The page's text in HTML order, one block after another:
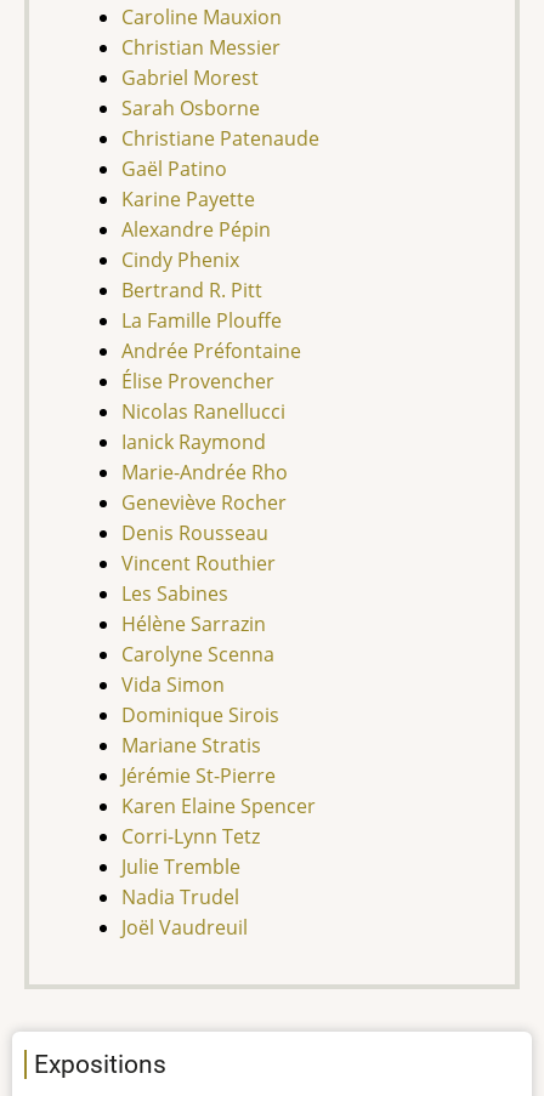
Caroline Mauxion
Christian Messier
Gabriel Morest
Sarah Osborne
Christiane Patenaude
Gaël Patino
Karine Payette
Alexandre Pépin
Cindy Phenix
Bertrand R. Pitt
La Famille Plouffe
Andrée Préfontaine
Élise Provencher
Nicolas Ranellucci
Ianick Raymond
Marie-Andrée Rho
Geneviève Rocher
Denis Rousseau
Vincent Routhier
Les Sabines
Hélène Sarrazin
Carolyne Scenna
Vida Simon
Dominique Sirois
Mariane Stratis
Jérémie St-Pierre
Karen Elaine Spencer
Corri-Lynn Tetz
Julie Tremble
Nadia Trudel
Joël Vaudreuil
Expositions